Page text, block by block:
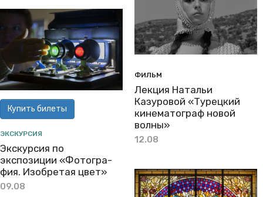
ФИЛЬМ
Лекция Натальи
Казуровой «Турецкий
кинематограф новой
волны»
12.08
Купить билеты
ЭКСКУРСИЯ
Экскурсия по
экспозиции «Фо­то­гра­
фия. Изоб­ре­тая цвет»
09.08